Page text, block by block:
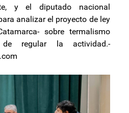
y el diputado nacional
analizar el proyecto de ley
sobre termalismo
regular la actividad.-